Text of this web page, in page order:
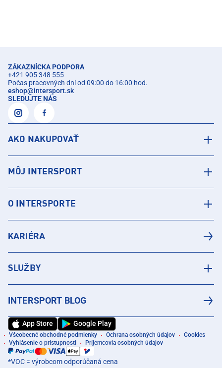
ZÁKAZNÍCKA PODPORA
+421 905 348 555
Počas pracovných dní od 09:00 do 16:00 hod.
eshop@intersport.sk
SLEDUJTE NÁS
AKO NAKUPOVAŤ
MÔJ INTERSPORT
O INTERSPORTE
KARIÉRA
SLUŽBY
INTERSPORT BLOG
App Store Google Play
Všeobecné obchodné podmienky Ochrana osobných údajov
Cookies
Vyhlásenie o prístupnosti
Príjemcovia osobných údajov
*VOC = výrobcom odporúčaná cena